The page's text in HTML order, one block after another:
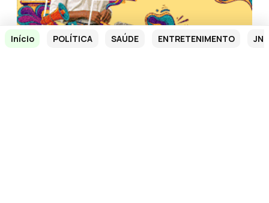
Início POLÍTICA SAÚDE ENTRETENIMENTO JN